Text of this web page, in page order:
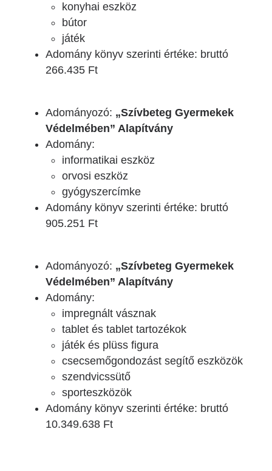
konyhai eszköz
bútor
játék
Adomány könyv szerinti értéke: bruttó
266.435 Ft
Adományozó: „Szívbeteg Gyermekek
Védelmében” Alapítvány
Adomány:
informatikai eszköz
orvosi eszköz
gyógyszercímke
Adomány könyv szerinti értéke: bruttó
905.251 Ft
Adományozó: „Szívbeteg Gyermekek
Védelmében” Alapítvány
Adomány:
impregnált vásznak
tablet és tablet tartozékok
játék és plüss figura
csecsemőgondozást segítő eszközök
szendvicssütő
sporteszközök
Adomány könyv szerinti értéke: bruttó
10.349.638 Ft